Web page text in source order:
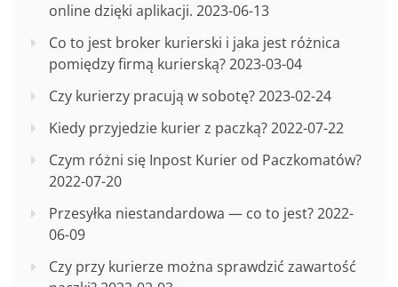
online dzięki aplikacji. 2023-06-13
Co to jest broker kurierski i jaka jest różnica
pomiędzy firmą kurierską?2023-03-04
Czy kurierzy pracują w sobotę?2023-02-24
Kiedy przyjedzie kurier z paczką?2022-07-22
Czym różni się Inpost Kurier od Paczkomatów?
2022-07-20
Przesyłka niestandardowa — co to jest?2022-
06-09
Czy przy kurierze można sprawdzić zawartość